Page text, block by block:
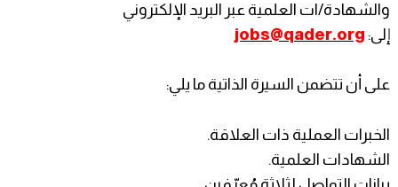
والشهادة/ات العلمية عبر البريد الإلكتروني
إلى: jobs@qader.org
على أن تتضمن السيرة الذاتية ما يلي:
الخبرات العملية ذات العلاقة.
الشهادات العلمية.